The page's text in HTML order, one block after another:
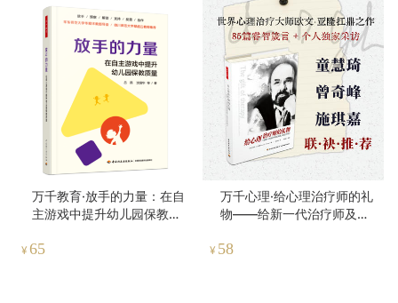
万千教育·放手的力量：在自
主游戏中提升幼儿园保教质
¥ 65
万千心理·给心理治疗师的礼
物——给新一代治疗师及其
¥ 58